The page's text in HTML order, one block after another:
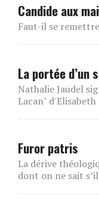
Candide aux
Faut-il se
La portée d’un
Nathalie Jaudel
Lacan" d'Elisabeth
Furor patris
La dérive
dont on ne sait